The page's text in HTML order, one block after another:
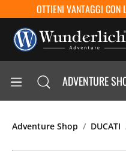
OTTIENI VANTAGGI
ADVENTURE
Adventure Shop DUCATI